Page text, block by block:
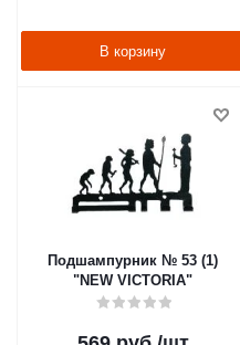
В корзину
Подшампурник № 53 (1)
"NEW VICTORIA"